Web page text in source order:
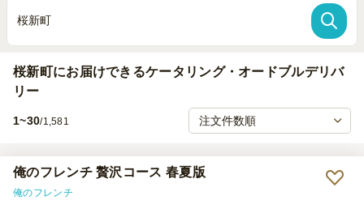
桜新町
桜新町にお届けできるケータリング・オードブルデリバ
リー
1~30/1,581
俺のフレンチ 贅沢コース 春夏版
俺のフレンチ